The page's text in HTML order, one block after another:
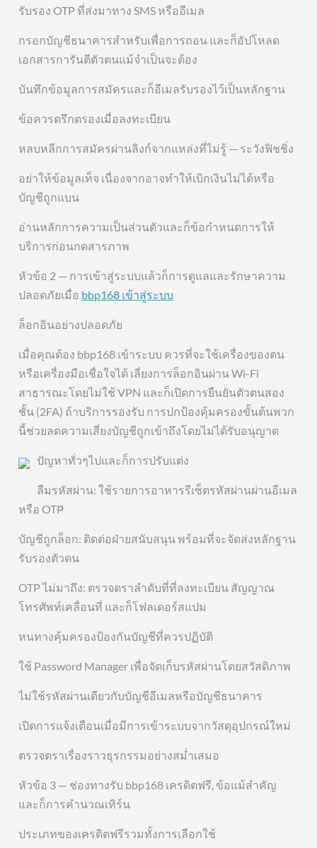
รับรอง OTP ที่ส่งมาทาง SMS หรืออีเมล
กรอกบัญชีธนาคารสำหรับเพื่อการถอน และก็อัปโหลด
เอกสารการันตีตัวตนแม้จำเป็นจะต้อง
บันทึกข้อมูลการสมัครและก็อีเมลรับรองไว้เป็นหลักฐาน
ข้อควรตรึกตรองเมื่อลงทะเบียน
หลบหลีกการสมัครผ่านลิงก์จากแหล่งที่ไม่รู้ — ระวังฟิชชิ่ง
อย่าให้ข้อมูลเท็จ เนื่องจากอาจทำให้เบิกเงินไม่ได้หรือ
บัญชีถูกแบน
อ่านหลักการความเป็นส่วนตัวและก็ข้อกำหนดการให้
บริการก่อนกดสารภาพ
หัวข้อ 2 — การเข้าสู่ระบบแล้วก็การดูแลและรักษาความ
ปลอดภัยเมื่อ bbp168 เข้าสู่ระบบ
ล็อกอินอย่างปลอดภัย
เมื่อคุณต้อง bbp168 เข้าระบบ ควรที่จะใช้เครื่องของตน
หรือเครื่องมือเชื่อใจได้ เลี่ยงการล็อกอินผ่าน Wi-Fi
สาธารณะโดยไม่ใช้ VPN และก็เปิดการยืนยันตัวตนสอง
ชั้น (2FA) ถ้าบริการรองรับ การปกป้องคุ้มครองขั้นต้นพวก
นี้ช่วยลดความเสี่ยงบัญชีถูกเข้าถึงโดยไม่ได้รับอนุญาต
ปัญหาทั่วๆไปและก็การปรับแต่ง
ลืมรหัสผ่าน: ใช้รายการอาหารรีเซ็ตรหัสผ่านผ่านอีเมล
หรือ OTP
บัญชีถูกล็อก: ติดต่อฝ่ายสนับสนุน พร้อมที่จะจัดส่งหลักฐาน
รับรองตัวตน
OTP ไม่มาถึง: ตรวจตราลำดับที่ที่ลงทะเบียน สัญญาณ
โทรศัพท์เคลื่อนที่ และก็โฟลเดอร์สแปม
หนทางคุ้มครองป้องกันบัญชีที่ควรปฏิบัติ
ใช้ Password Manager เพื่อจัดเก็บรหัสผ่านโดยสวัสดิภาพ
ไม่ใช้รหัสผ่านเดียวกับบัญชีอีเมลหรือบัญชีธนาคาร
เปิดการแจ้งเตือนเมื่อมีการเข้าระบบจากวัสดุอุปกรณ์ใหม่
ตรวจตราเรื่องราวธุรกรรมอย่างสม่ำเสมอ
หัวข้อ 3 — ช่องทางรับ bbp168 เครดิตฟรี, ข้อแม้สำคัญ
และก็การคำนวณเทิร์น
ประเภทของเครดิตฟรีรวมทั้งการเลือกใช้